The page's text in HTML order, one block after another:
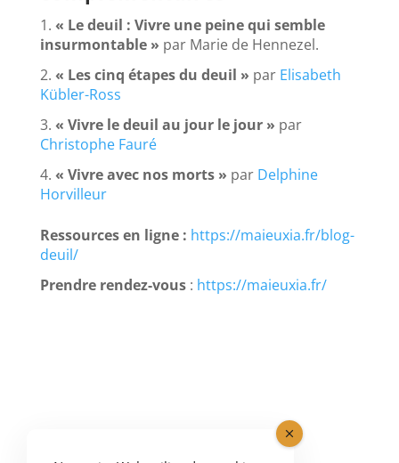
1. « Le deuil : Vivre une peine qui semble
insurmontable » par Marie de Hennezel.
2. « Les cinq étapes du deuil » par Elisabeth
Kübler-Ross
3. « Vivre le deuil au jour le jour » par
Christophe Fauré
4. « Vivre avec nos morts » par Delphine
Horvilleur
Ressources en ligne : https://maieuxia.fr/blog-
deuil/
Prendre rendez-vous: https://maieuxia.fr/